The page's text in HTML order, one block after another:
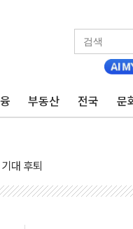
부동산 전국 문
지며 상승… STOXX 600 지